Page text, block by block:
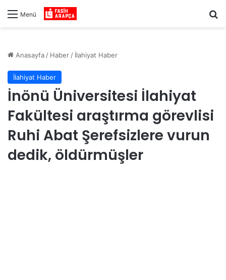
Menü
Anasayfa / Haber / İlahiyat Haber
İlahiyat Haber
İnönü Üniversitesi İlahiyat
Fakültesi araştırma görevlisi
Ruhi Abat Şerefsizlere vurun
dedik, öldürmüşler